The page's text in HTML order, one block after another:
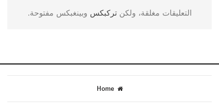
التعليقات مغلقة، ولكنتركبكس وبينغبكس مفتوحة.
Home